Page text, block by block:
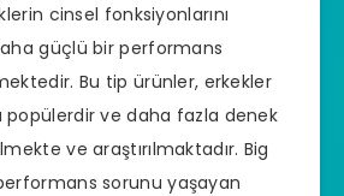
cinsel fonksiyonlarını
güçlü bir performans
Bu tip ürünler, erkekler
popülerdir ve daha fazla denek
ve araştırılmaktadır. Big
sorunu yaşayan